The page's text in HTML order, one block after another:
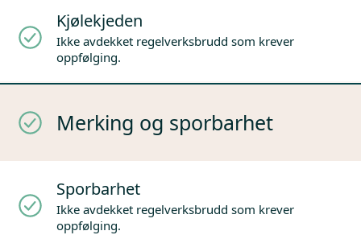
Kjølekjeden
Ikke avdekket regelverksbrudd som krever
oppfølging.
Merking og sporbarhet
Sporbarhet
Ikke avdekket regelverksbrudd som krever
oppfølging.